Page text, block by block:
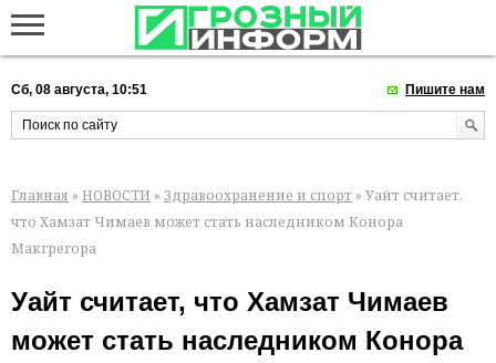
Сб, 08 августа, 10:51 Пишите нам
Главная » НОВОСТИ » Здравоохранение и спорт » Уайт считает,
что Хамзат Чимаев может стать наследником Конора
Макгрегора
Уайт считает, что Хамзат Чимаев
может стать наследником Конора